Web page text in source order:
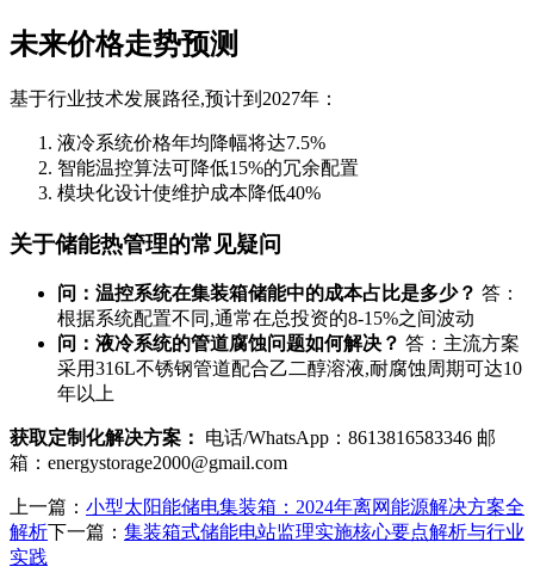
未来价格走势预测
基于行业技术发展路径,预计到2027年：
液冷系统价格年均降幅将达7.5%
智能温控算法可降低15%的冗余配置
模块化设计使维护成本降低40%
关于储能热管理的常见疑问
问：温控系统在集装箱储能中的成本占比是多少？ 答：
根据系统配置不同,通常在总投资的8-15%之间波动
问：液冷系统的管道腐蚀问题如何解决？ 答：主流方案
采用316L不锈钢管道配合乙二醇溶液,耐腐蚀周期可达10
年以上
获取定制化解决方案：
电话/WhatsApp：8613816583346 邮
箱： energystorage2000@gmail.com
上一篇： 小型太阳能储电集装箱：2024年离网能源解决方案全
解析下一篇： 集装箱式储能电站监理实施核心要点解析与行业
实践